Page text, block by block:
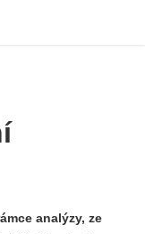
analýzy, ze